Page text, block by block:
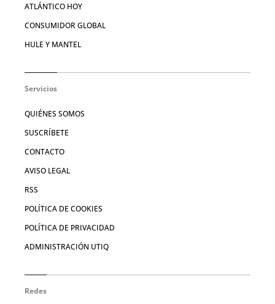
ATLÁNTICO HOY
CONSUMIDOR GLOBAL
HULE Y MANTEL
Servicios
QUIÉNES SOMOS
SUSCRÍBETE
CONTACTO
AVISO LEGAL
RSS
POLÍTICA DE COOKIES
POLÍTICA DE PRIVACIDAD
ADMINISTRACIÓN UTIQ
Redes